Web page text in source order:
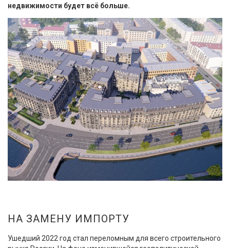
недвижимости будет всё больше.
НА ЗАМЕНУ ИМПОРТУ
Ушедший 2022 год стал переломным для всего строительного